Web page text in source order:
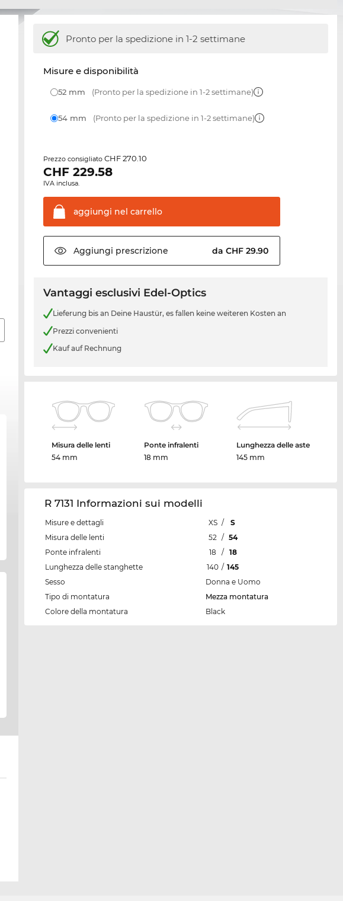
Pronto per la spedizione in 1-2 settimane
Misure e disponibilità
52 mm (Pronto per la spedizione in 1-2 settimane)
54 mm (Pronto per la spedizione in 1-2 settimane)
Prezzo consigliatoCHF 270.10
CHF229.58
IVA inclusa.
aggiungi nel carrello
Aggiungi prescrizione da CHF 29.90
Vantaggi esclusivi Edel-Optics
Lieferung bis an Deine Haustür, es fallen keine weiteren Kosten an
Prezzi convenienti
Kauf auf Rechnung
Misura delle lenti
54 mm
Ponte infralenti
18 mm
Lunghezza delle aste
145 mm
R 7131 Informazioni sui modelli
Misure e dettagli XS /
S
Misura delle lenti
52 / 54
Ponte infralenti
18 / 18
Lunghezza delle stanghette
140 / 145
Sesso
Donna e Uomo
Tipo di montatura
Mezza montatura
Colore della montatura
Black